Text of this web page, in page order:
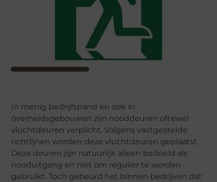
In menig bedrijfspand en ook in
overheidsgebouwen zijn nooddeuren oftewel
vluchtdeuren verplicht. Volgens vastgestelde
richtlijnen worden deze vluchtdeuren geplaatst.
Deze deuren zijn natuurlijk alleen bedoeld als
nooduitgang en niet om regulier te worden
gebruikt. Toch gebeurd het binnen bedrijven dat